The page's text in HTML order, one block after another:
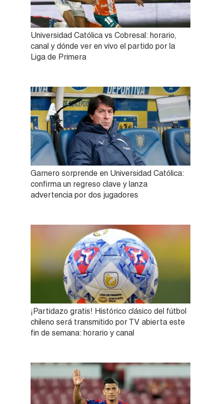
Universidad Católica vs Cobresal: horario,
canal y dónde ver en vivo el partido por la
Liga de Primera
Garnero sorprende en Universidad Católica:
confirma un regreso clave y lanza
advertencia por dos jugadores
¡Partidazo gratis! Histórico clásico del fútbol
chileno será transmitido por TV abierta este
fin de semana: horario y canal